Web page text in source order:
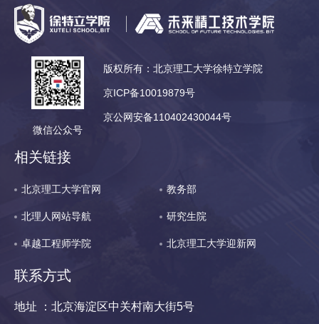
微信公众号
版权所有：北京理工大学徐特立学院
京ICP备10019879号
京公网安备110402430044号
相关链接
北京理工大学官网 教务部
北理人网站导航 研究生院
卓越工程师学院 北京理工大学迎新网
联系方式
地址 ：北京海淀区中关村南大街5号